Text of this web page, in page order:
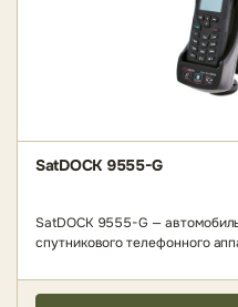
SatDOCK 9555-G
SatDOCK 9555-G —
спутникового телефонного